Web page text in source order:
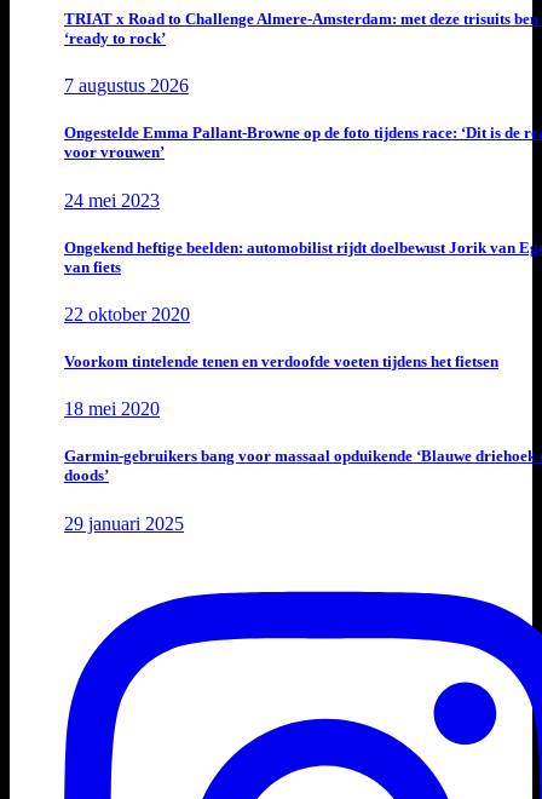
TRIAT x Road to Challenge Almere-Amsterdam: met deze trisuits ben
‘ready to rock’
7 augustus 2026
Ongestelde Emma Pallant-Browne op de foto tijdens race: ‘Dit is de
voor vrouwen’
24 mei 2023
Ongekend heftige beelden: automobilist rijdt doelbewust Jorik van
van fiets
22 oktober 2020
Voorkom tintelende tenen en verdoofde voeten tijdens het fietsen
18 mei 2020
Garmin-gebruikers bang voor massaal opduikende ‘Blauwe driehoek
doods’
29 januari 2025